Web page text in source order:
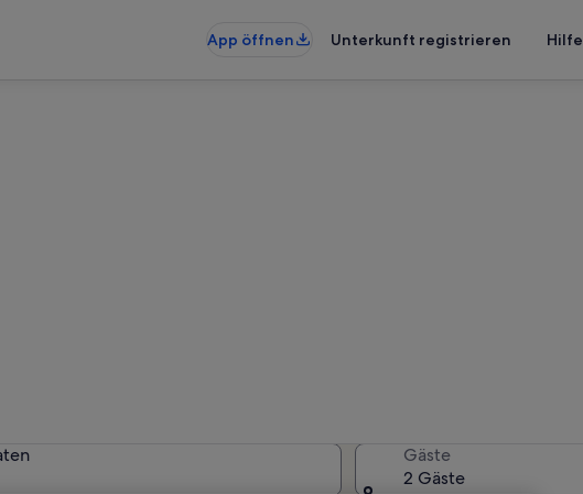
App öffnen
Unterkunft registrieren Hilfe
Gäste
2 Gäste